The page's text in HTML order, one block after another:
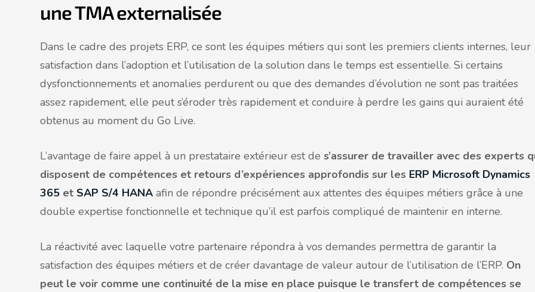
une TMA externalisée
Dans le cadre des projets ERP, ce sont les équipes métiers qui sont les premiers clients internes, leur
satisfaction dans l’adoption et l’utilisation de la solution dans le temps est essentielle. Si certains
dysfonctionnements et anomalies perdurent ou que des demandes d’évolution ne sont pas traitées
assez rapidement, elle peut s’éroder très rapidement et conduire à perdre les gains qui auraient été
obtenus au moment du Go Live.
L’avantage de faire appel à un prestataire extérieur est de s’assurer de travailler avec des experts
disposent de compétences et retours d’expériences approfondis sur les ERP Microsoft Dynamics
365 et SAP S/4 HANA afin de répondre précisément aux attentes des équipes métiers grâce à une
double expertise fonctionnelle et technique qu’il est parfois compliqué de maintenir en interne.
La réactivité avec laquelle votre partenaire répondra à vos demandes permettra de garantir la
satisfaction des équipes métiers et de créer davantage de valeur autour de l’utilisation de l’ERP. On
peut le voir comme une continuité de la mise en place puisque le transfert de compétences se